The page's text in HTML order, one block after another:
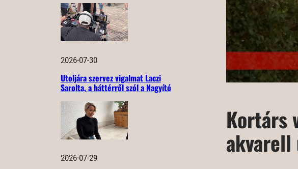
2026-07-30
Utoljára szervez vigalmat Laczi
Sarolta, a háttérről szól a Nagyító
2026-07-29
Kortárs
akvarell